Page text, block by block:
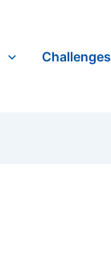
Challenges